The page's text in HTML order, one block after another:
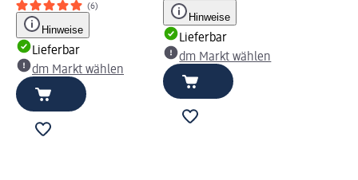
(6)
Hinweise
Lieferbar
dm Markt wählen
Hinweise
Lieferbar
dm Markt wählen